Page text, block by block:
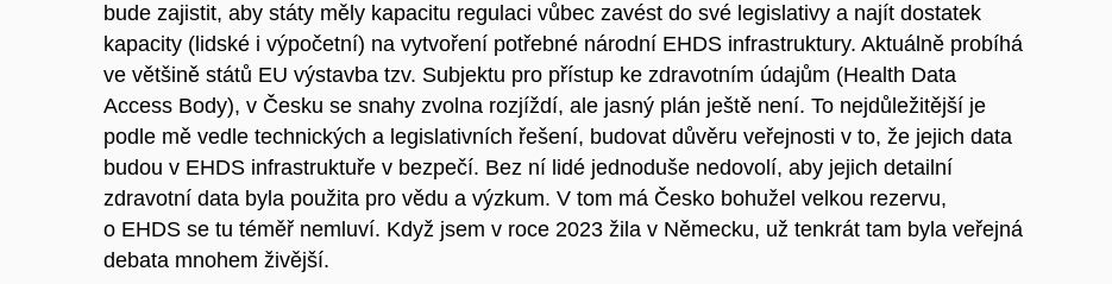
bude zajistit, aby státy měly kapacitu regulaci vůbec zavést do své legislativy a najít dostatek
kapacity (lidské i výpočetní) na vytvoření potřebné národní EHDS infrastruktury. Aktuálně probíhá
ve většině států EU výstavba tzv. Subjektu pro přístup ke zdravotním údajům (Health Data
Access Body), v Česku se snahy zvolna rozjíždí, ale jasný plán ještě není. To nejdůležitější je
podle mě vedle technických a legislativních řešení, budovat důvěru veřejnosti v to, že jejich data
budou v EHDS infrastruktuře v bezpečí. Bez ní lidé jednoduše nedovolí, aby jejich detailní
zdravotní data byla použita pro vědu a výzkum. V tom má Česko bohužel velkou rezervu,
o EHDS se tu téměř nemluví. Když jsem v roce 2023 žila v Německu, už tenkrát tam byla veřejná
debata mnohem živější.